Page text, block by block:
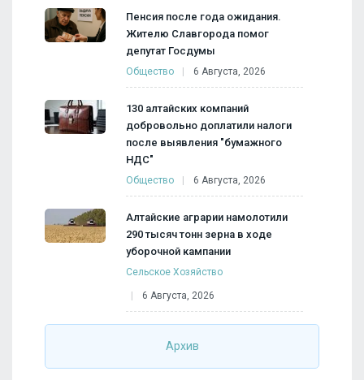
Пенсия после года ожидания.
Жителю Славгорода помог
депутат Госдумы
Общество 6 Августа, 2026
130 алтайских компаний
добровольно доплатили налоги
после выявления "бумажного
НДС"
Общество 6 Августа, 2026
Алтайские аграрии намолотили
290 тысяч тонн зерна в ходе
уборочной кампании
Сельское Хозяйство
6 Августа, 2026
Архив